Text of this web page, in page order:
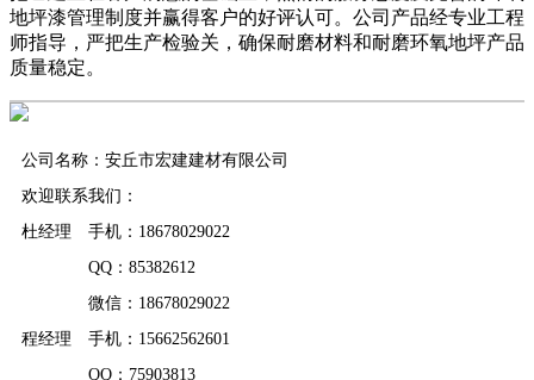
地坪漆管理制度并赢得客户的好评认可。公司产品经专业工程
师指导，严把生产检验关，确保耐磨材料和耐磨环氧地坪产品
质量稳定。
公司名称：安丘市宏建建材有限公司
欢迎联系我们：
杜经理 手机：18678029022
QQ：85382612
微信：18678029022
程经理 手机：15662562601
QQ：75903813